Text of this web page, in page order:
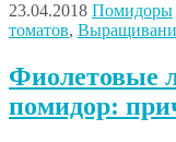
23.04.2018 Помидоры
томатов,
Фиолетовые
помидор: